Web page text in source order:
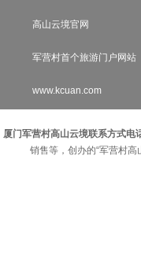
高山云境官网
军营村首个旅游门户网站
www.kcuan.com
厦门军营村高山云境联系方式电
销售等，创办的“军营村